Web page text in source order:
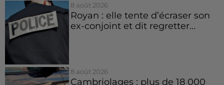
8 août 2026
Royan : elle tente d’écraser son
ex-conjoint et dit regretter...
8 août 2026
Cambriolages : plus de 18 000